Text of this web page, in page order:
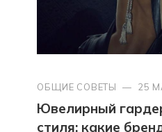
ОБЩИЕ СОВЕТЫ — 25
Ювелирный
стиля: какие